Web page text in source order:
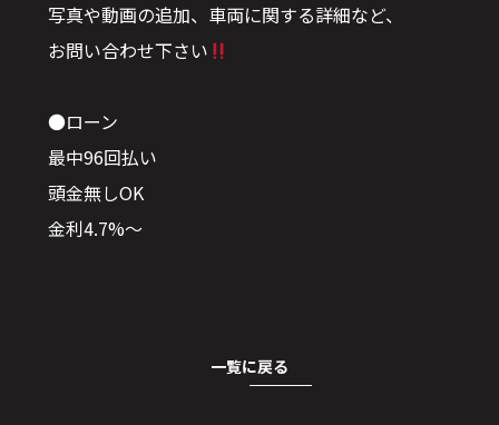
写真や動画の追加、車両に関する詳細など、
お問い合わせ下さい
●ローン
最中96回払い
頭金無しOK
金利4.7%〜
一覧に戻る